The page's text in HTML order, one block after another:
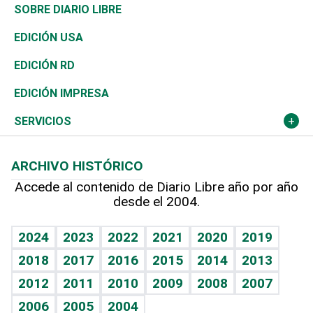
José Boquete
Reportajes
Asia
África
Ocenanía
Caribe
Resto del mundo
Consumo
Vivienda
Telecom.
Global y variable
Economía personal
Belleza
Buena Vida
Sociales
Novedades
Podcast Arte Libre
Hablando con el pediatra
Vida y familia
Eñe
Celebrando la vida
Golf
Ciclismo
Tenis
Olimpismo
Más deportes
TBT Deportivo
De buena tinta
En Directo
El Espía
Noticiero Poteleche
Columnistas
Más firmas
Clima
Tecnología
Historia
Martes de tecnología
Cambio climático
Mundo
Economía
Revista
Deportes
Opinión
Hecho en casa
Guía del dinero
SOBRE DIARIO LIBRE
EDICIÓN USA
EDICIÓN RD
EDICIÓN IMPRESA
SERVICIOS
Cumpleaños
Horóscopos
Crucigramas
ARCHIVO HISTÓRICO
Accede al contenido de Diario Libre año por año
desde el 2004.
2024 2023 2022 2021 2020
2019
2018
2017 2016 2015 2014
2013
2012
2011 2010 2009 2008
2007
2006
2005 2004